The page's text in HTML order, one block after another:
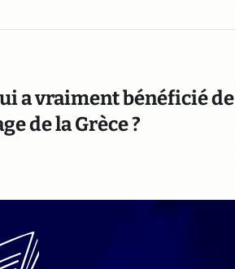
a vraiment bénéficié de
de la Grèce ?